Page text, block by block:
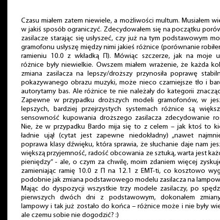
Czasu miałem zatem niewiele, a możliwości multum. Musiałem
w jakiś sposób ograniczyć. Zdecydowałem się na początku
zasilacze starając się usłyszeć, czy już na tym podstawowym
gramofonu usłyszę między nimi jakieś różnice (porównanie
ramieniu 10.0 z wkładką Π). Mówiąc szczerze, jak na moje
różnice były niewielkie. Owszem miałem wrażenie, że każda
zmiana zasilacza na lepszy/droższy przynosiła poprawę
pokazywanego obrazu muzyki, może nieco czarniejsze tło i
autorytarny bas. Ale różnice te nie należały do kategorii
Zapewne w przypadku droższych modeli gramofonów, w
lepszych, bardziej przejrzystych systemach różnice są
sensowność kupowania droższego zasilacza zdecydowanie
Nie, że w przypadku Bardo mija się to z celem – jak ktoś to
ładnie ujął (cytat jest zapewne niedokładny) „nawet
poprawa klasy dźwięku, która sprawia, że słuchanie daje nam
większą przyjemność, radość obcowania ze sztuką, warta jest
pieniędzy” - ale, o czym za chwilę, moim zdaniem więcej
zamieniając ramię 10.0 z Π na 12.1 z EMT-ti, co kosztowo
podobnie jak zmiana podstawowego modelu zasilacza na
Mając do dyspozycji wszystkie trzy modele zasilaczy, po
pierwszych dwóch dni z podstawowym, dokonałem
lampowy i tak już zostało do końca – różnice może i nie były
ale czemu sobie nie dogodzić? :)